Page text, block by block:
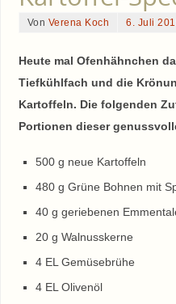
Von Verena Koch 6. Juli
Heute mal Ofenhähnchen
Tiefkühlfach und die
Kartoffeln. Die folgenden
Portionen dieser
500 g neue Kartoffeln
480 g Grüne Bohnen mit
40 g geriebenen
20 g Walnusskerne
4 EL Gemüsebrühe
4 EL Olivenöl